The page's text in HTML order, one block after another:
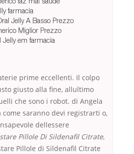
farmacia
Jelly A Basso Prezzo
Miglior Prezzo
Jelly em farmacia
prime eccellenti. Il colpo
giusto alla fine, allultimo
che sono i robot. di Angela
come saranno devi registrarti o,
dellessere
Pillole Di Sildenafil Citrate,
Pillole di Sildenafil Citrate